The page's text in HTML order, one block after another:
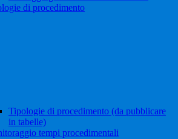
di procedimento
Tipologie di procedimento (da pubblicare
in tabelle)
tempi procedimentali